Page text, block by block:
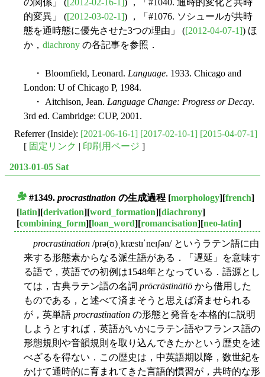
の関係」 ( [2012-02-16-1] ) ，「#1040. 通時的変化と共時
的変異」 ([2012-03-02-1]) ，「#1076. ソシュールが共時
態を通時態に優先させた3つの理由」 ([2012-04-07-1]) ほ
か， diachrony の各記事を参照．
・ Bloomfield, Leonard. Language. 1933. Chicago and
London: U of Chicago P, 1984.
・ Aitchison, Jean. Language Change: Progress or Decay.
3rd ed. Cambridge: CUP, 2001.
Referrer (Inside): [2021-06-16-1] [2017-02-10-1] [2015-04-07-1]
[ 固定リンク | 印刷用ページ ]
2013-01-05 Sat
#1349. procrastination の生成過程 [morphology][french]
[latin][derivation][word_formation][diachrony]
[combining_form][loan_word][romancisation][neo-latin]
procrastination /prə(ʊ)ˌkræstɪˈneɪʃən/ というラテン語に由
来する形態素からなる派生語がある．「遅延」を意味す
る語で，英語での初例は1548年となっている．語源とし
ては，古典ラテン語の名詞 prōcrāstinātiō から借用した
ものである，と述べて済まそうと思えば済ませられる
が，英単語 procrastination の形態と発音を本格的に説明
しようとすれば，英語がいかにラテン語やフランス語の
形態規則や音韻規則を取り込んできたかという歴史を述
べざるを得ない．この歴史は，中英語期以降，数世紀を
かけて通時的に育まれてきた言語的慣習が，共時的な形